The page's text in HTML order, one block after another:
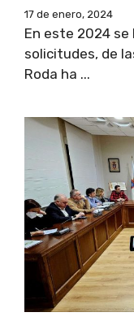
17 de enero, 2024
En este 2024
solicitudes, de
Roda ha ...